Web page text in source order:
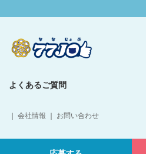
よくあるご質問
｜ 会社情報 ｜ お問い合わせ